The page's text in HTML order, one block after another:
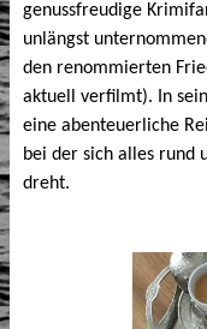
genussfreudige
unlängst
den renommierten
aktuell verfilmt). In
eine abenteuerliche
bei der sich alles rund
dreht.